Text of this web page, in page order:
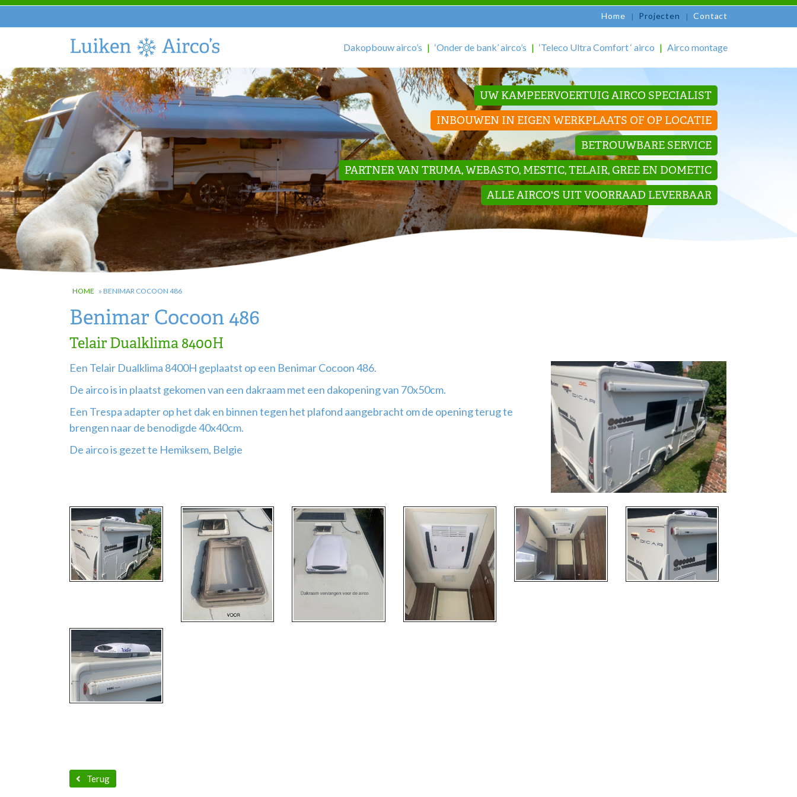
Home Projecten Contact
Dakopbouw airco’s ‘Onder de bank’ airco’s ‘Teleco Ultra Comfort ‘ airco Airco montage
UW KAMPEERVOERTUIG AIRCO SPECIALIST
INBOUWEN IN EIGEN WERKPLAATS OF OP LOCATIE
BETROUWBARE SERVICE
PARTNER VAN TRUMA, WEBASTO, MESTIC, TELAIR, GREE EN DOMETIC
ALLE AIRCO'S UIT VOORRAAD LEVERBAAR
HOME » BENIMAR COCOON 486
Benimar Cocoon 486
Telair Dualklima 8400H
Een Telair Dualklima 8400H geplaatst op een Benimar Cocoon 486.
De airco is in plaatst gekomen van een dakraam met een dakopening van 70x50cm.
Een Trespa adapter op het dak en binnen tegen het plafond aangebracht om de opening terug te
brengen naar de benodigde 40x40cm.
De airco is gezet te Hemiksem, Belgie
Terug